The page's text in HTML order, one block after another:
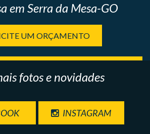
em Serra da Mesa-GO
UM ORÇAMENTO
fotos e novidades
INSTAGRAM